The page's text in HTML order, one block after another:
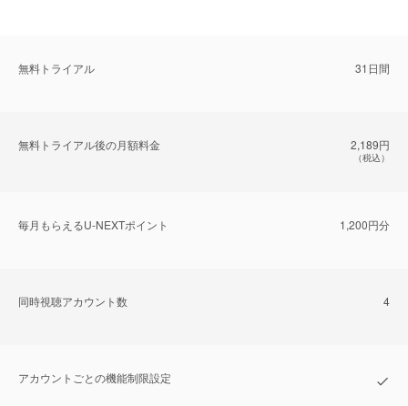
無料トライアル 31日間
無料トライアル後の⽉額料金 2,189円
（税込）
毎⽉もらえるU-NEXTポイント 1,200円分
同時視聴アカウント数 4
アカウントごとの機能制限設定